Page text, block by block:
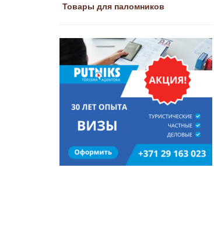
Товары для паломников